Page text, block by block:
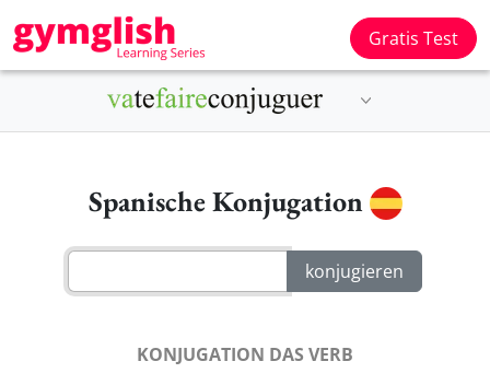
Gratis Test
Spanische Konjugation
KONJUGATION DAS VERB